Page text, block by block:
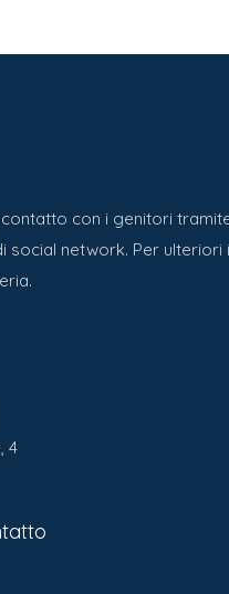
con i genitori
social network. Per ulteriori
4